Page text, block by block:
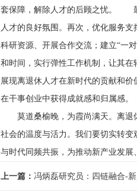
套保障，解除人才的后顾之忧。 鼓
人才的良好氛围。再次，优化服务
科研资源、开展合作交流；建立“一
和时间，实行弹性工作机制，让其
展现离退休人才在新时代的贡献和价
在干事创业中获得成就感和归属感。
莫道桑榆晚，为霞尚满天。离退休
社会的温度与活力。我们要切实转
与时代同频共振，为推动新产业发展
上一篇： 冯炳磊研究员：四链融合-